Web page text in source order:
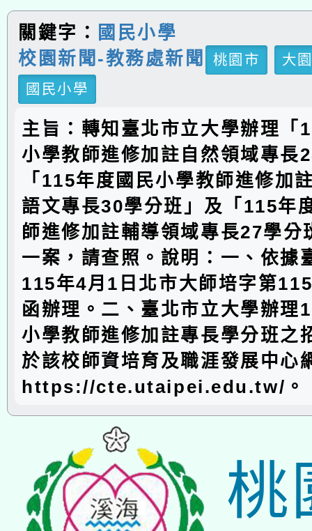
關鍵字：
國民小學
校園新聞-教務處新聞
桃園市
大
國民小學
主旨：轉知臺北市立大學辦理「
小學教師進修加註自然領域專長
「115年度國民小學教師進修加
語文專長30學分班」及「115年
師進修加註輔導領域專長27學分
一案，請查照。說明：一、依據
115年4月1日北市大師培字第
函辦理。二、臺北市立大學辦理
小學教師進修加註專長學分班之
於該校師資培育及職涯發展中心
https://cte.utaipei.edu.tw/。
桃